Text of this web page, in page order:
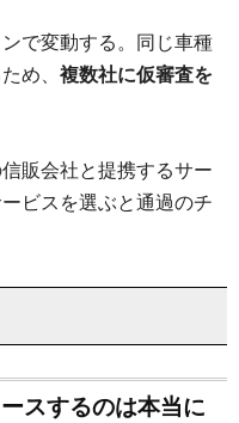
で変動する。同じ車種
め、 複数社に仮審査を
販会社と提携するサー
ビスを選ぶと通過のチ
スするのは本当に